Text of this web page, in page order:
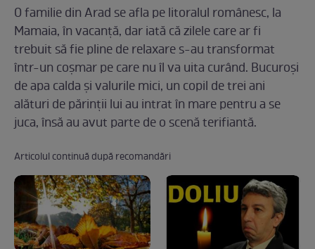
O familie din Arad se afla pe litoralul românesc, la
Mamaia, în vacanță, dar iată că zilele care ar fi
trebuit să fie pline de relaxare s-au transformat
într-un coșmar pe care nu îl va uita curând. Bucuroși
de apa calda și valurile mici, un copil de trei ani
alături de părinții lui au intrat în mare pentru a se
juca, însă au avut parte de o scenă terifiantă.
Articolul continuă după recomandări